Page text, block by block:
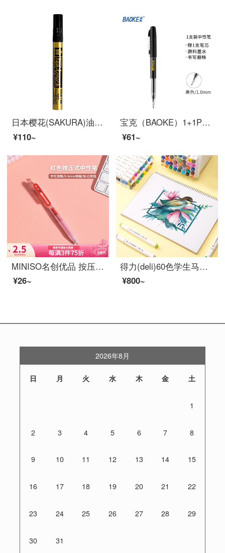
日本樱花(SAKURA)油漆笔签字笔记号笔马克笔高光笔 笔幅2.0mm金色
¥110~
宝克（BAOKE）1+1PC1048 超大容量中性笔 签字笔 1.0mm 1支中性笔加1支笔芯
¥61~
MINISO名创优品 按压式中性笔0.5mm日常书写记录办公签字写字笔头笔芯可替换 红色
¥26~
得力(deli)60色学生马克笔套装 双头速干儿童水彩笔双头绘画彩笔手绘漫画笔设计绘画记号笔 工具箱70801-60
¥800~
2026年8月
日 月 火 水 木 金 土
1
2 3 4 5 6 7 8
9 10 11 12 13 14 15
16 17 18 19 20 21 22
23 24 25 26 27 28 29
30 31